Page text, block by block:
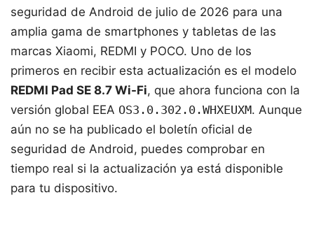
seguridad de Android de julio de 2026 para una
amplia gama de smartphones y tabletas de las
marcas Xiaomi, REDMI y POCO. Uno de los
primeros en recibir esta actualización es el modelo
REDMI Pad SE 8.7 Wi-Fi, que ahora funciona con la
versión global EEA OS3.0.302.0.WHXEUXM. Aunque
aún no se ha publicado el boletín oficial de
seguridad de Android, puedes comprobar en
tiempo real si la actualización ya está disponible
para tu dispositivo.